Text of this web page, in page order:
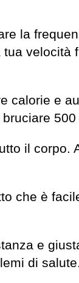
la
velocità
calorie e
500
il corpo.
che è
e
di salute.